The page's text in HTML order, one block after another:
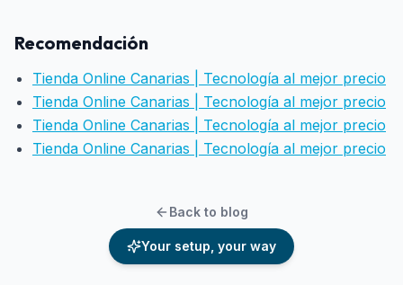
Recomendación
Tienda Online Canarias | Tecnología al mejor precio
Tienda Online Canarias | Tecnología al mejor precio
Tienda Online Canarias | Tecnología al mejor precio
Tienda Online Canarias | Tecnología al mejor precio
Back to blog
Your setup, your way